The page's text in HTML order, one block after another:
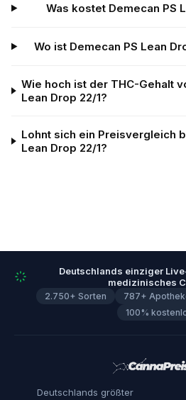
Was kostet Demecan PS
Wo ist Demecan PS Lean
Wie hoch ist der THC-Gehalt
Lean Drop 22/1?
Lohnt sich ein Preisvergleich
Lean Drop 22/1?
Deutschlands einziger
medizinisches
2.750+ Sorten 787+
100%
Deutschlands größter